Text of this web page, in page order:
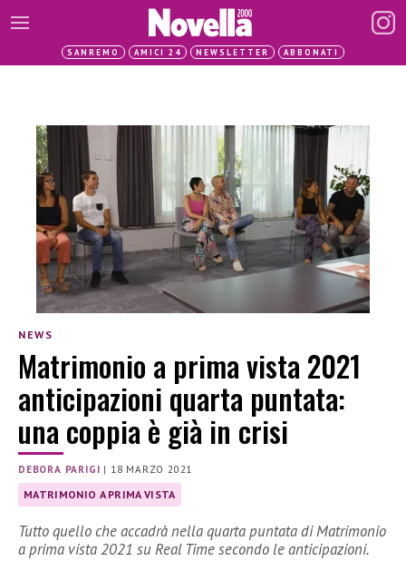
SANREMO AMICI 24 NEWSLETTER ABBONATI
NEWS
Matrimonio a prima vista 2021
anticipazioni quarta puntata:
una coppia è già in crisi
DEBORA PARIGI | 18 MARZO 2021
MATRIMONIO A PRIMA VISTA
Tutto quello che accadrà nella quarta puntata di Matrimonio
a prima vista 2021 su Real Time secondo le anticipazioni.